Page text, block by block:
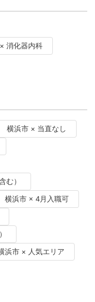
消化器内科
横浜市 × 当直なし
む）
横浜市 × 4月入職可
浜市 × 人気エリア